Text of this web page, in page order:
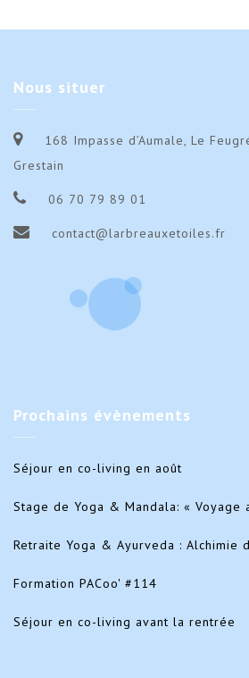
Nous situer
168 Impasse d’Aumale, Le
Grestain
06 70 79 89 01
contact@larbreauxetoiles.fr
Prochains évènements
Séjour en co-living en août
Stage de Yoga & Mandala: «
Retraite Yoga & Ayurveda : Alchimie
Formation PACoo' #114
Séjour en co-living avant la rentrée